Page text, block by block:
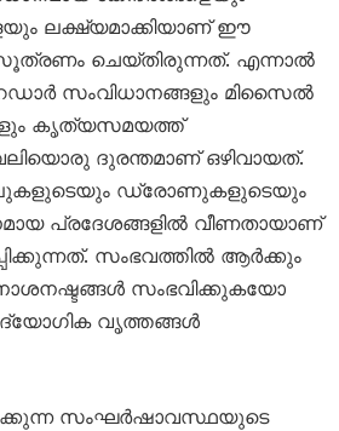
ലക്ഷ്യമാക്കിയാണ് ഈ
ചെയ്തിരുന്നത്. എന്നാൽ
സംവിധാനങ്ങളും മിസൈൽ
കൃത്യസമയത്ത്
ദുരന്തമാണ് ഒഴിവായത്.
ഡ്രോണുകളുടെയും
പ്രദേശങ്ങളിൽ വീണതായാണ്
സംഭവത്തിൽ ആർക്കും
സംഭവിക്കുകയോ
വൃത്തങ്ങൾ
സംഘർഷാവസ്ഥയുടെ